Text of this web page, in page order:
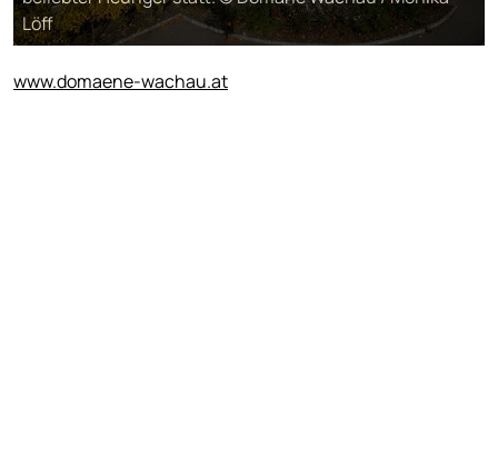
Löff
www.domaene-wachau.at